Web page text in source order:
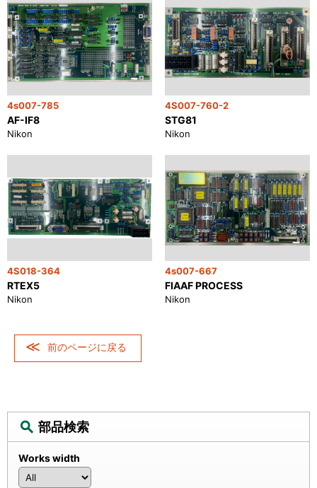
AF-IF8
4s007-785
Nikon
STG81
4S007-760-2
Nikon
RTEX5
4S018-364
Nikon
FIAAF PROCESS
4s007-667
Nikon
前のページに戻る
部品検索
Works width